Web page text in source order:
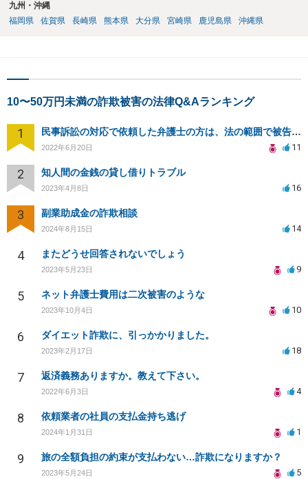
九州・沖縄
福岡県
佐賀県 長崎県 熊本県 大分県 宮崎県 鹿児島県 沖縄県
10〜50万円未満の詐欺被害の法律Q&Aランキング
1 民事訴訟の対応で依頼した弁護士の方は、法の範囲で被告の味方ではないのでしょうか？
2022年6月20日 11
2 知人間の金銭の貸し借りトラブル
2023年4月8日 16
3 副業助成金の詐欺相談
2024年8月15日 14
4 またどうせ回答されないでしょう
2023年5月23日 9
5 ネット弁護士費用は二次被害のような
2023年10月4日 10
6 ダイエット詐欺に、引っかかりました。
2023年2月17日 18
7 返済義務ありますか。教えて下さい。
2022年6月3日 4
8 依頼業者の社員の支払金持ち逃げ
2024年1月31日 1
9 旅の全額負担の約束が支払わない…詐欺になりますか？
2023年5月24日 5